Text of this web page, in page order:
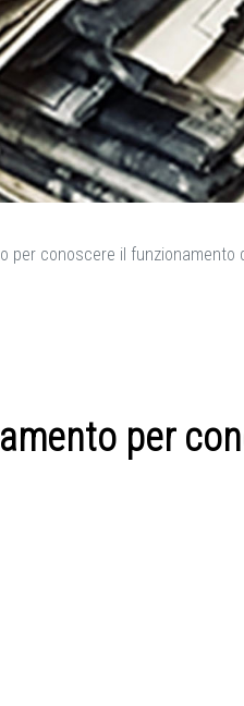
per conoscere il funzionamento
per